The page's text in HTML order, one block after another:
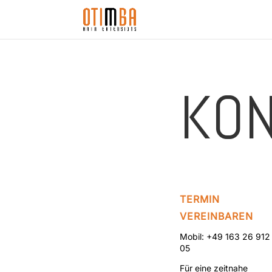
TERMIN
VEREINBAREN
Mobil: +49 163 26 912
05
Für eine zeitnahe